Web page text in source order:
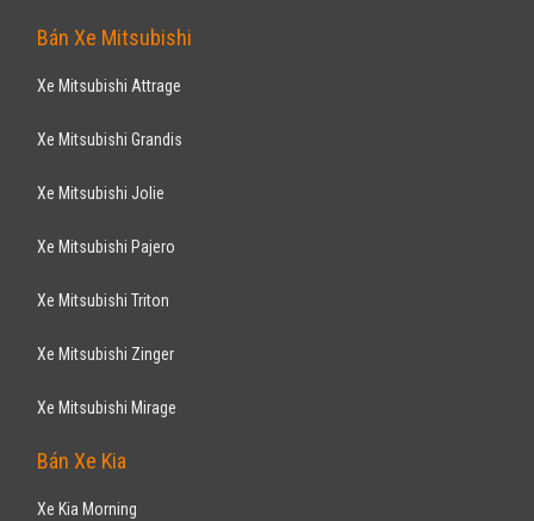
Bán Xe Mitsubishi
Xe Mitsubishi Attrage
Xe Mitsubishi Grandis
Xe Mitsubishi Jolie
Xe Mitsubishi Pajero
Xe Mitsubishi Triton
Xe Mitsubishi Zinger
Xe Mitsubishi Mirage
Bán Xe Kia
Xe Kia Morning